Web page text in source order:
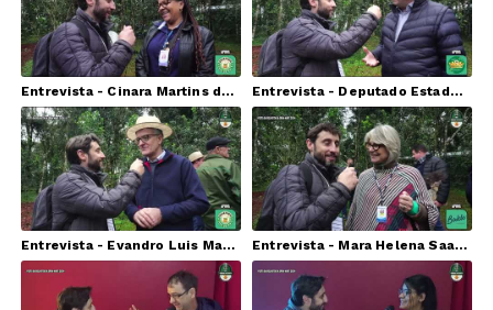
Entrevista - Cinara Martins da Silva (Emater/RS - Palmeira das Missões/RS) Entrevista - Deputado Estadual Elton Weber
Entrevista - Evandro Luis Massing (Prefeito de Palmeira das Missões) Entrevista - Mara Helena Saalfeld (Presidente da Emater - RS)